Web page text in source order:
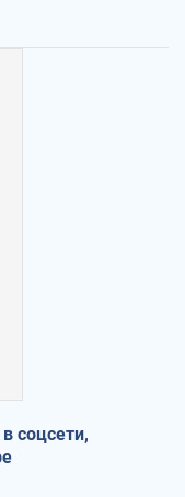
соцсети,